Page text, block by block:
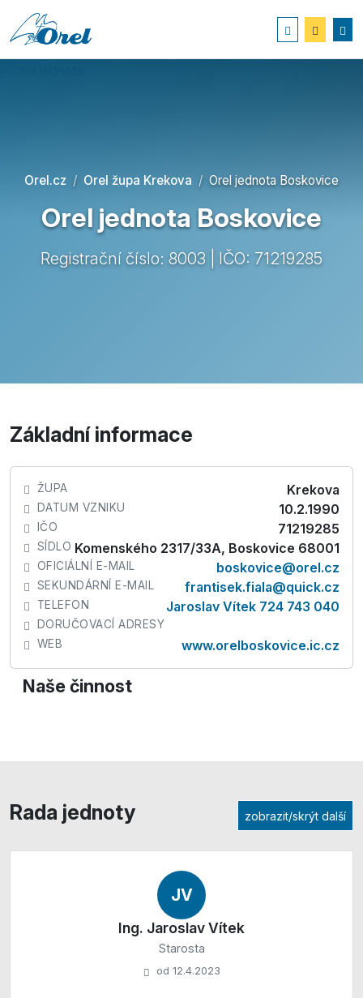
Orel.cz Orel župa Krekova Orel jednota Boskovice
Orel jednota Boskovice
Registrační číslo: 8003 | IČO: 71219285
Základní informace
ŽUPA Krekova
DATUM VZNIKU 10.2.1990
IČO 71219285
SÍDLO Komenského 2317/33A, Boskovice 68001
OFICIÁLNÍ E-MAIL boskovice@orel.cz
SEKUNDÁRNÍ E-MAIL frantisek.fiala@quick.cz
TELEFON Jaroslav Vítek 724 743 040
DORUČOVACÍ ADRESY
WEB
www.orelboskovice.ic.cz
Naše činnost
Rada jednoty zobrazit/skrýt další
JV
Ing. Jaroslav Vítek
Starosta
od 12.4.2023